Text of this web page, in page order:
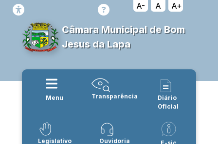
A- A A+
Câmara Municipal de Bom
Jesus da Lapa
Menu Transparência
Diário
Oficial
Legislativo Ouvidoria